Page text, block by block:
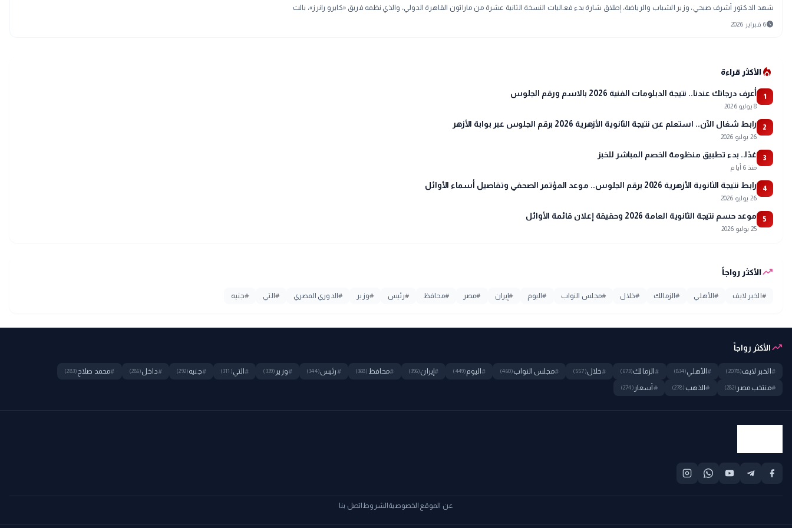
شهد الدكتور أشرف صبحي، وزير الشباب والرياضة، إطلاق شارة بدء فعاليات النسخة الثانية عشرة من ماراثون القاهرة الدولي، والذي نظمه فريق «كايرو رانرز»، بالت
schedule6 فبراير 2026
local_fire_departmentالأكثر قراءة
1 أعرف درجاتك عندنا.. نتيجة الدبلومات الفنية 2026 بالاسم ورقم الجلوس
8 يوليو 2026
2 رابط شغال الآن.. استعلم عن نتيجة الثانوية الأزهرية 2026 برقم الجلوس عبر بوابة الأزهر
26 يوليو 2026
3 غدًا.. بدء تطبيق منظومة الخصم المباشر للخبز
منذ 6 أيام
4 رابط نتيجة الثانوية الأزهرية 2026 برقم الجلوس.. موعد المؤتمر الصحفي وتفاصيل أسماء الأوائل
26 يوليو 2026
5 موعد حسم نتيجة الثانوية العامة 2026 وحقيقة إعلان قائمة الأوائل
25 يوليو 2026
trending_upالأكثر رواجاً
# الخبر لايف #الأهلي #الزمالك #خلال #مجلس النواب #اليوم #إيران #مصر #محافظ #رئيس #وزير #الدوري المصري # التي #جنيه
trending_upالأكثر رواجاً
# الخبر لايف(2078)
#الأهلي(834)
#الزمالك(673)
#خلال(557)
#مجلس النواب(460)
#اليوم(449)
#إيران(396)
#محافظ (368)
#رئيس(344)
#وزير (339)
#التي(311)
#جنيه(292)
#داخل(286)
#محمد صلاح (283)
#منتخب مصر (282)
#الذهب (278)
# أسعار (274)
عن الموقع الخصوصية الشروط اتصل بنا